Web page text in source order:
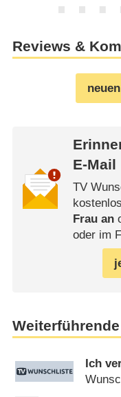
Reviews &
E-Mail
TV
Frau an
oder im
Ich